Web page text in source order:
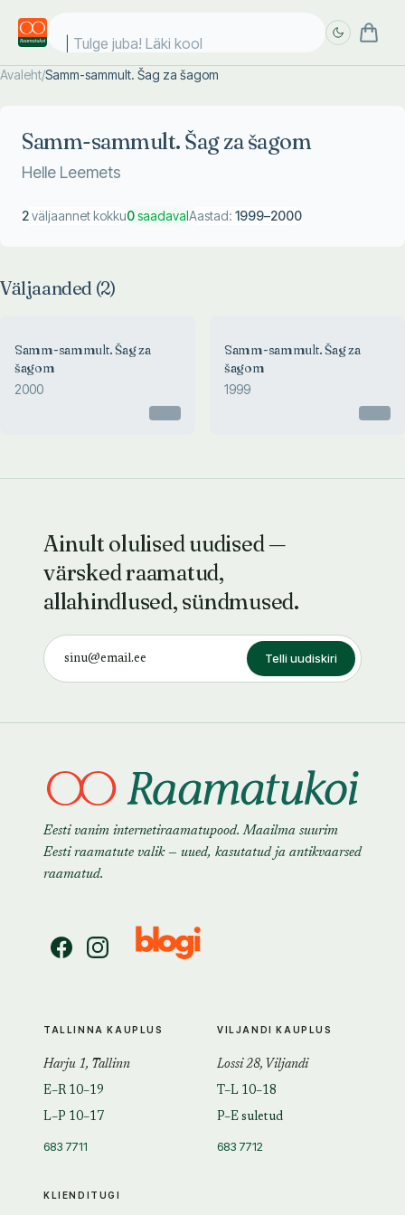
Tulge juba! Läki kooli
Avaleht/Samm-sammult. Šag za šagom
Samm-sammult. Šag za šagom
Helle Leemets
2väljaannet kokku0saadavalAastad: 1999–2000
Väljaanded (2)
Samm-sammult. Šag za
šagom
2000
Samm-sammult. Šag za
šagom
1999
Ainult olulised uudised —
värsked raamatud,
allahindlused, sündmused.
Telli uudiskiri
Eesti vanim internetiraamatupood. Maailma suurim
Eesti raamatute valik — uued, kasutatud ja antikvaarsed
raamatud.
KLIENDITUGI
TALLINNA KAUPLUS
Harju 1, Tallinn
E–R 10–19
L–P 10–17
683 7711
VILJANDI KAUPLUS
Lossi 28, Viljandi
T–L 10–18
P–E suletud
683 7712